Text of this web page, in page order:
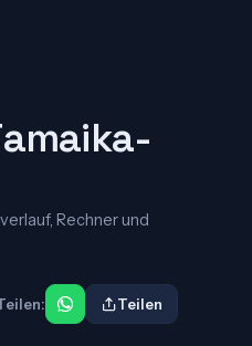
Rechner und
Teilen